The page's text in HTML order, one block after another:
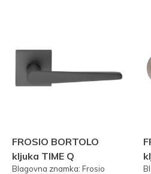
FROSIO BORTOLO
kljuka TIME Q
Blagovna znamka: Frosio